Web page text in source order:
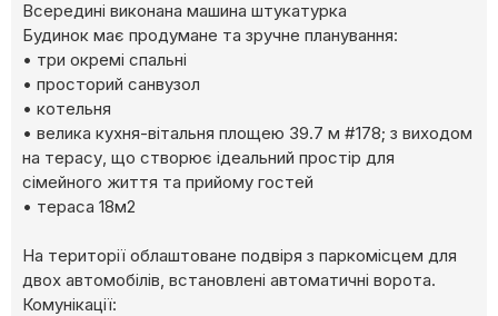
Всередині виконана машина штукатурка
Будинок має продумане та зручне планування:
• три окремі спальні
• просторий санвузол
• котельня
• велика кухня-вітальня площею 39.7 м #178; з виходом
на терасу, що створює ідеальний простір для
сімейного життя та прийому гостей
• тераса 18м2
На території облаштоване подвіря з паркомісцем для
двох автомобілів, встановлені автоматичні ворота.
Комунікації: